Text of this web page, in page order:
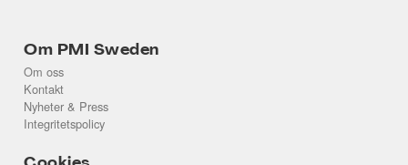
Om PMI Sweden
Om oss
Kontakt
Nyheter & Press
Integritetspolicy